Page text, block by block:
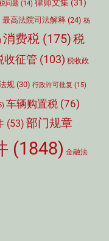
问题 (14) 律师文集 (31)
最高法院司法解释 (24) 杨
消费税 (175)税
收征管 (103) 税收政
规 (30) 行政许可批复 (15)
车辆购置税 (76)
(53) 部门规章
(1848) 金融法